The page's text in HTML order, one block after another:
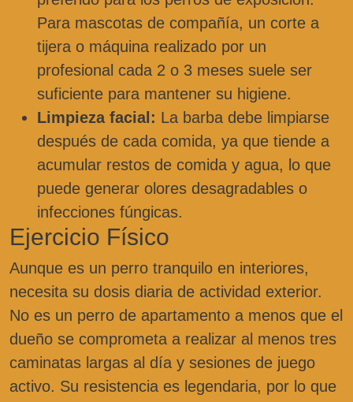
Para mascotas de compañía, un corte a
tijera o máquina realizado por un
profesional cada 2 o 3 meses suele ser
suficiente para mantener su higiene.
Limpieza facial: La barba debe limpiarse
después de cada comida, ya que tiende a
acumular restos de comida y agua, lo que
puede generar olores desagradables o
infecciones fúngicas.
Ejercicio Físico
Aunque es un perro tranquilo en interiores,
necesita su dosis diaria de actividad exterior.
No es un perro de apartamento a menos que el
dueño se comprometa a realizar al menos tres
caminatas largas al día y sesiones de juego
activo. Su resistencia es legendaria, por lo que